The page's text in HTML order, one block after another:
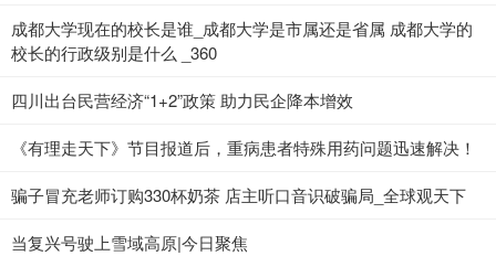
成都大学现在的校长是谁_成都大学是市属还是省属 成都大学的
校长的行政级别是什么 _360
四川出台民营经济“1+2”政策 助力民企降本增效
《有理走天下》节目报道后，重病患者特殊用药问题迅速解决！
骗子冒充老师订购330杯奶茶 店主听口音识破骗局_全球观天下
当复兴号驶上雪域高原|今日聚焦